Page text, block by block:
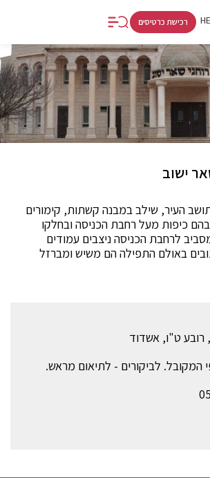
HE
RU
רכישת כרטיסים
ישוב
העיר, שילב במבנה קשתות, קימורים
כיפות מעל רחבת הכניסה ובחלקו
לרחבת הכניסה ניצבים עמודים
באולם התפילה הם משיש ומברזל
המקובל. לביקורים - לתיאום מראש.